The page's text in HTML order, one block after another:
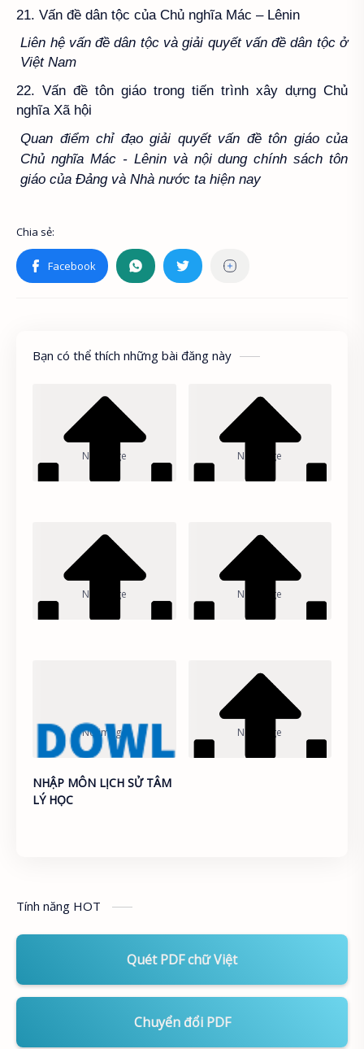
21. Vấn đề dân tộc của Chủ nghĩa Mác – Lênin
Liên hệ vấn đề dân tộc và giải quyết vấn đề dân tộc ở
Việt Nam
22. Vấn đề tôn giáo trong tiến trình xây dựng Chủ
nghĩa Xã hội
Quan điểm chỉ đạo giải quyết vấn đề tôn giáo của
Chủ nghĩa Mác - Lênin và nội dung chính sách tôn
giáo của Đảng và Nhà nước ta hiện nay
Bạn có thể thích những bài đăng này
NHẬP MÔN LỊCH SỬ TÂM
LÝ HỌC
Tính năng HOT
Quét PDF chữ Việt
Chuyển đổi PDF